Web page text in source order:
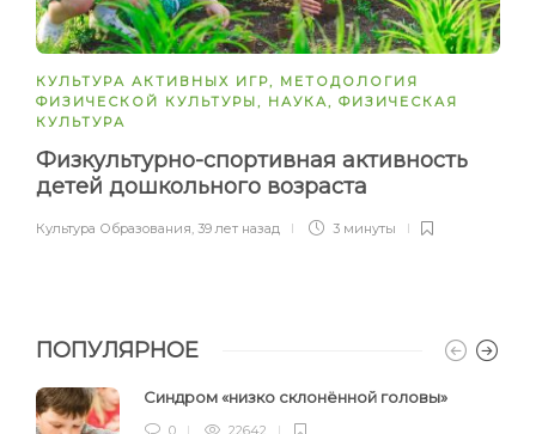
КУЛЬТУРА АКТИВНЫХ ИГР, МЕТОДОЛОГИЯ
ФИЗИЧЕСКОЙ КУЛЬТУРЫ, НАУКА, ФИЗИЧЕСКАЯ
КУЛЬТУРА
Физкультурно-спортивная активность
детей дошкольного возраста
Культура Образования, 39 лет назад 3 минуты
ПОПУЛЯРНОЕ
Синдром «низко склонённой головы»
0 22642